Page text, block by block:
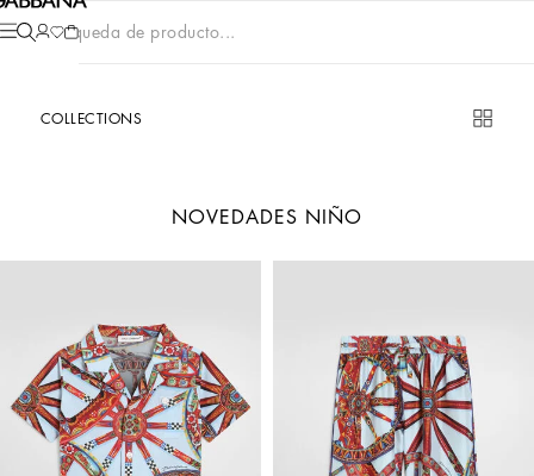
Búsqueda de producto...
COLLECTIONS
NOVEDADES NIÑO